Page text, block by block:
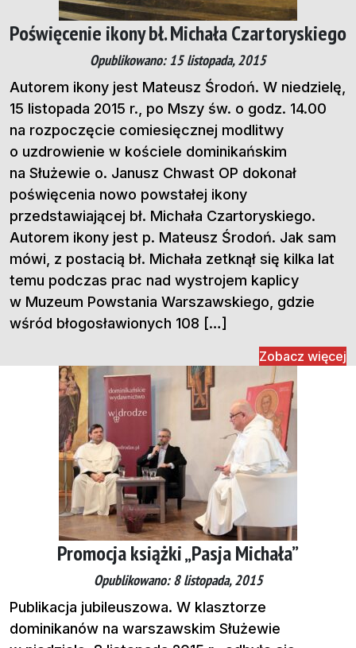
Poświęcenie ikony bł. Michała Czartoryskiego
Opublikowano: 15 listopada, 2015
Autorem ikony jest Mateusz Środoń. W niedzielę,
15 listopada 2015 r., po Mszy św. o godz. 14.00
na rozpoczęcie comiesięcznej modlitwy
o uzdrowienie w kościele dominikańskim
na Służewie o. Janusz Chwast OP dokonał
poświęcenia nowo powstałej ikony
przedstawiającej bł. Michała Czartoryskiego.
Autorem ikony jest p. Mateusz Środoń. Jak sam
mówi, z postacią bł. Michała zetknął się kilka lat
temu podczas prac nad wystrojem kaplicy
w Muzeum Powstania Warszawskiego, gdzie
wśród błogosławionych 108 […]
Zobacz więcej
Promocja książki „Pasja Michała”
Opublikowano: 8 listopada, 2015
Publikacja jubileuszowa. W klasztorze
dominikanów na warszawskim Służewie